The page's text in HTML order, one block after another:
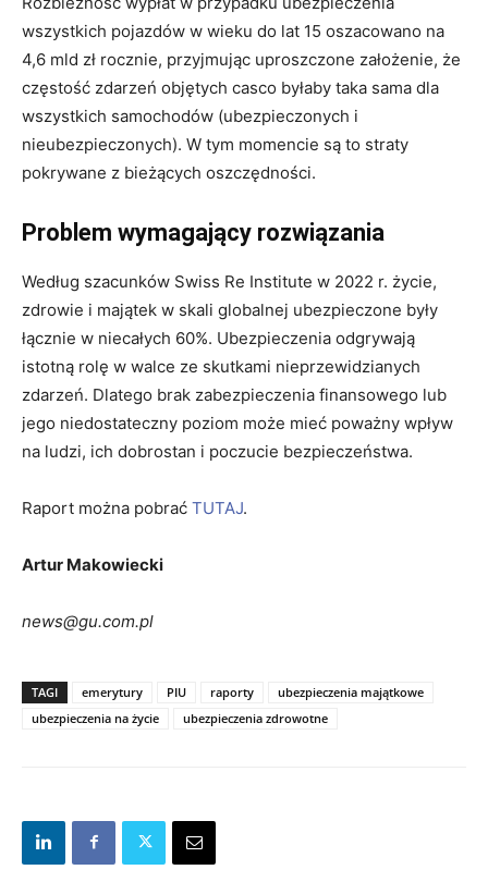
wszystkich pojazdów w wieku do lat 15 oszacowano na
4,6 mld zł rocznie, przyjmując uproszczone założenie, że
częstość zdarzeń objętych casco byłaby taka sama dla
wszystkich samochodów (ubezpieczonych i
nieubezpieczonych). W tym momencie są to straty
pokrywane z bieżących oszczędności.
Problem wymagający rozwiązania
Według szacunków Swiss Re Institute w 2022 r. życie,
zdrowie i majątek w skali globalnej ubezpieczone były
łącznie w niecałych 60%. Ubezpieczenia odgrywają
istotną rolę w walce ze skutkami nieprzewidzianych
zdarzeń. Dlatego brak zabezpieczenia finansowego lub
jego niedostateczny poziom może mieć poważny wpływ
na ludzi, ich dobrostan i poczucie bezpieczeństwa.
Raport można pobrać TUTAJ.
Artur Makowiecki
news@gu.com.pl
TAGI emerytury PIU raporty
ubezpieczenia majątkowe
ubezpieczenia na życie
ubezpieczenia zdrowotne